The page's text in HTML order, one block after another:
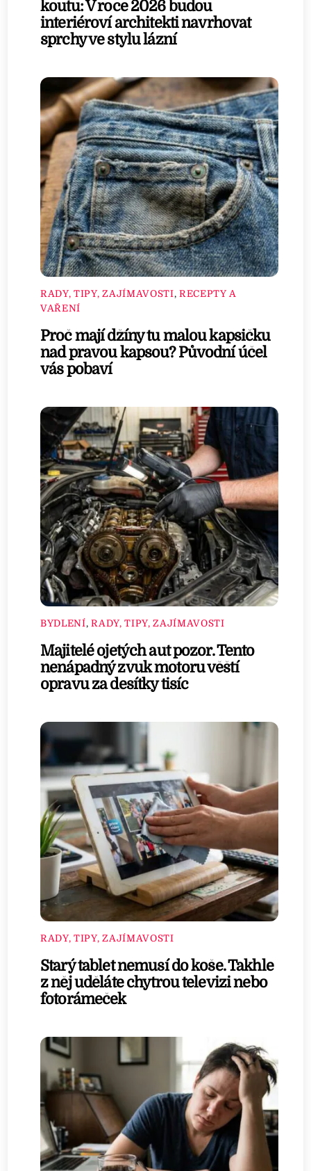
koutu: V roce 2026 budou
interiéroví architekti navrhovat
sprchy ve stylu lázní
RADY, TIPY, ZAJÍMAVOSTI, RECEPTY A
VAŘENÍ
Proč mají džíny tu malou kapsičku
nad pravou kapsou? Původní účel
vás pobaví
BYDLENÍ,RADY, TIPY, ZAJÍMAVOSTI
Majitelé ojetých aut pozor. Tento
nenápadný zvuk motoru věští
opravu za desítky tisíc
RADY, TIPY, ZAJÍMAVOSTI
Starý tablet nemusí do koše. Takhle
z něj uděláte chytrou televizi nebo
fotorámeček